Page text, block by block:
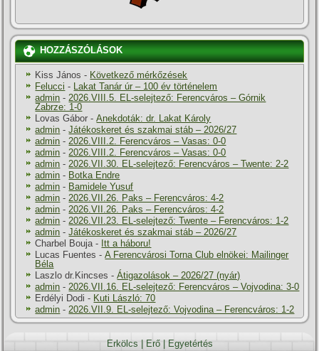
HOZZÁSZÓLÁSOK
Kiss János - Következő mérkőzések
Felucci - Lakat Tanár úr – 100 év történelem
admin - 2026.VIII.5. EL-selejtező: Ferencváros – Górnik
Zabrze: 1-0
Lovas Gábor -Anekdoták: dr. Lakat Károly
admin -Játékoskeret és szakmai stáb – 2026/27
admin - 2026.VIII.2. Ferencváros – Vasas: 0-0
admin - 2026.VIII.2. Ferencváros – Vasas: 0-0
admin - 2026.VII.30. EL-selejtező: Ferencváros – Twente: 2-2
admin - Botka Endre
admin - Bamidele Yusuf
admin - 2026.VII.26. Paks – Ferencváros: 4-2
admin - 2026.VII.26. Paks – Ferencváros: 4-2
admin - 2026.VII.23. EL-selejtező: Twente – Ferencváros: 1-2
admin -Játékoskeret és szakmai stáb – 2026/27
Charbel Bouja - Itt a háboru!
Lucas Fuentes -A Ferencvárosi Torna Club elnökei: Mailinger
Béla
Laszlo dr.Kincses -Átigazolások – 2026/27 (nyár)
admin - 2026.VII.16. EL-selejtező: Ferencváros – Vojvodina: 3-0
Erdélyi Dodi - Kuti László: 70
admin - 2026.VII.9. EL-selejtező: Vojvodina – Ferencváros: 1-2
Erkölcs Erő| Egyetértés